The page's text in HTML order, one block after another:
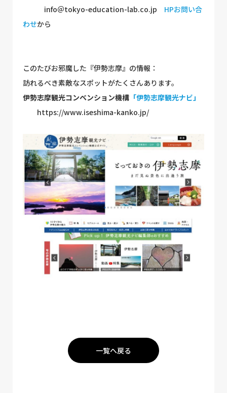
info＠tokyo-education-lab.co.jp HPお問い合
わせから
このたびお邪魔した『伊勢志摩』の情報：
訪れるべき素敵なスポットがたくさんあります。
伊勢志摩観光コンベンション機構 「伊勢志摩観光ナビ」
https://www.iseshima-kanko.jp/
一覧へ戻る